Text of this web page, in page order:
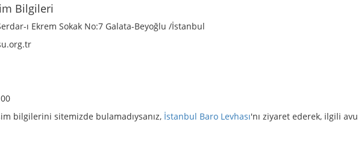
Bilgileri
ı Ekrem Sokak No:7 Galata-Beyoğlu /İstanbul
bilgilerini sitemizde bulamadıysanız, İstanbul Baro Levhası'nı ziyaret ederek, ilgili